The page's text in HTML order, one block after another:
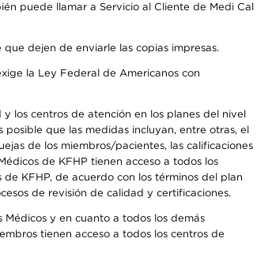
puede llamar a Servicio al Cliente de Medi Cal
dejen de enviarle las copias impresas.
la Ley Federal de Americanos con
los centros de atención en los planes del nivel
que las medidas incluyan, entre otras, el
de los miembros/pacientes, las calificaciones
de KFHP tienen acceso a todos los
KFHP, de acuerdo con los términos del plan
de revisión de calidad y certificaciones.
y en cuanto a todos los demás
tienen acceso a todos los centros de